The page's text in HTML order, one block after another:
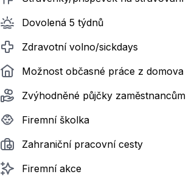
Dovolená 5 týdnů
Zdravotní volno/sickdays
Možnost občasné práce z domova
Zvýhodněné půjčky zaměstnancům
Firemní školka
Zahraniční pracovní cesty
Firemní akce